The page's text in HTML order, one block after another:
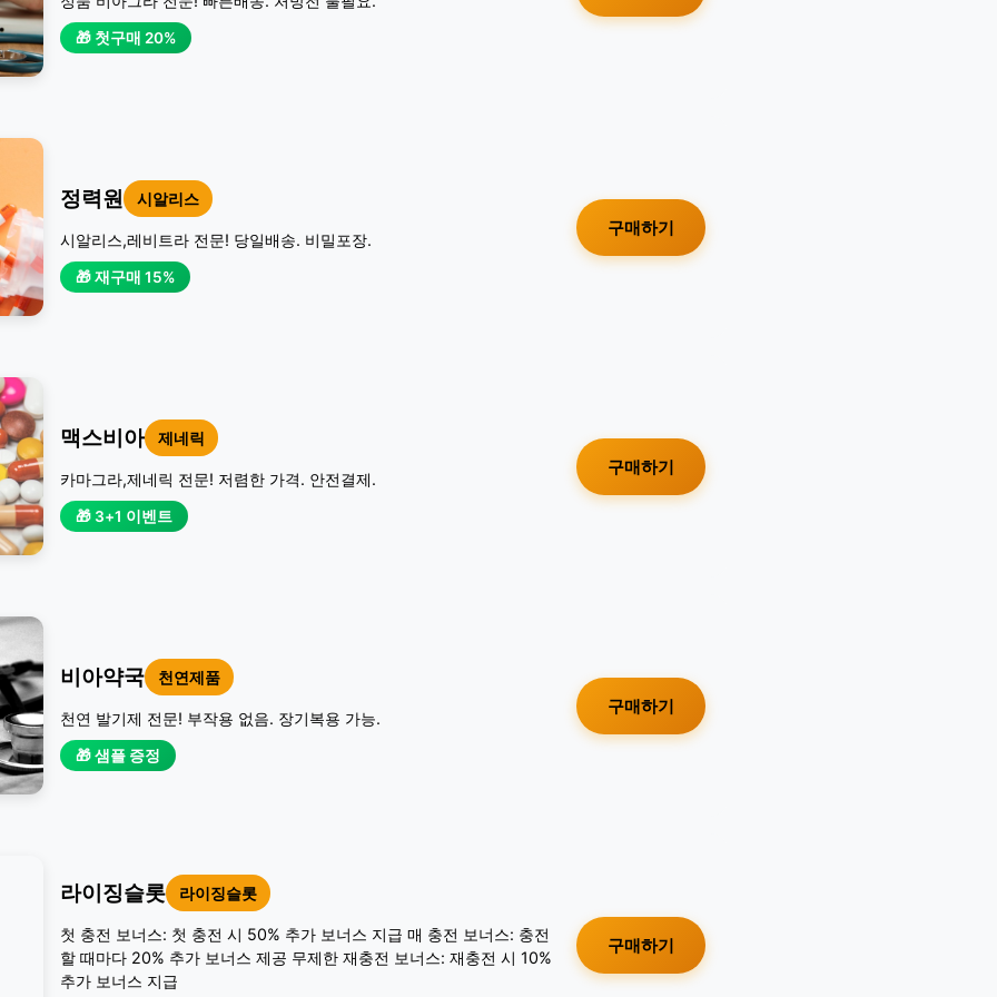
🎁 첫구매 20%
정력원 시알리스
시알리스,레비트라 전문! 당일배송. 비밀포장.
🎁 재구매 15%
구매하기
맥스비아 제네릭
카마그라,제네릭 전문! 저렴한 가격. 안전결제.
🎁 3+1 이벤트
구매하기
비아약국 천연제품
천연 발기제 전문! 부작용 없음. 장기복용 가능.
🎁 샘플 증정
구매하기
라이징슬롯 라이징슬롯
첫 충전 보너스: 첫 충전 시 50% 추가 보너스 지급 매 충전 보너스: 충전
할 때마다 20% 추가 보너스 제공 무제한 재충전 보너스: 재충전 시 10%
추가 보너스 지급
구매하기